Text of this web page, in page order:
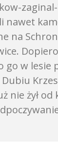
nawet
na
go w lesie
nie żył od